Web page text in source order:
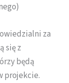
za
się z
będą
projekcie.